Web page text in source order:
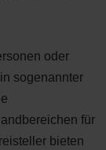
oder
sogenannter
für
bieten